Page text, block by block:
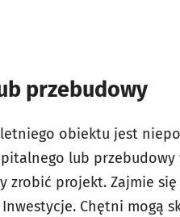
przebudowy
obiektu jest
lub
zrobić projekt. Zajmie
Inwestycje. Chętni mogą